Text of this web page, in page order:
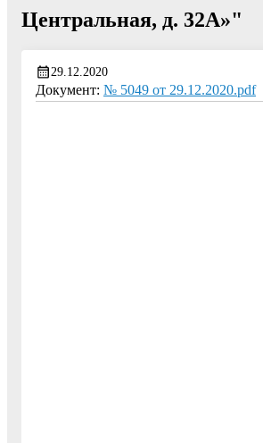
Центральная, д. 32А»"
29.12.2020
Документ: № 5049 от 29.12.2020.pdf